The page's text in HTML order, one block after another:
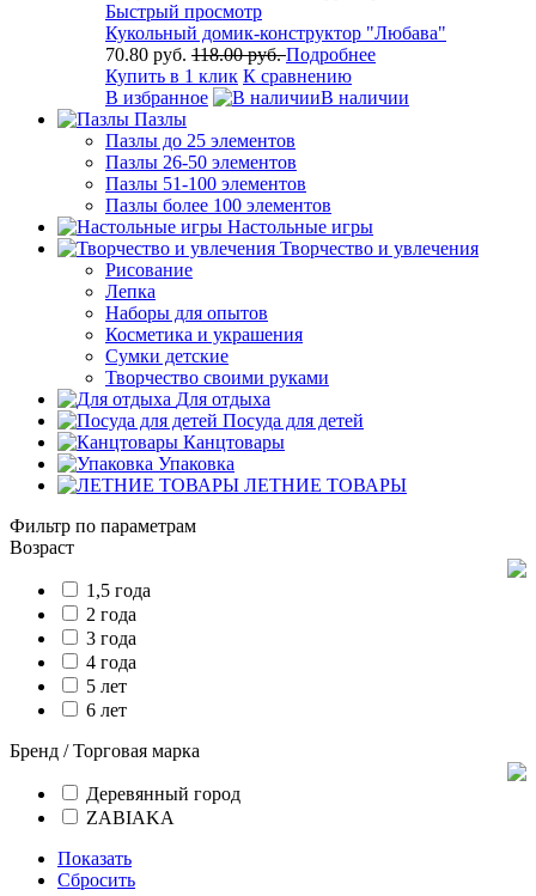
Быстрый просмотр
Кукольный домик-конструктор "Любава"
70.80 руб. 118.00 руб.Подробнее
Купить в 1 клик К сравнению
В избранное
В наличии
Пазлы
Пазлы до 25 элементов
Пазлы 26-50 элементов
Пазлы 51-100 элементов
Пазлы более 100 элементов
Настольные игры
Творчество и увлечения
Рисование
Лепка
Наборы для опытов
Косметика и украшения
Сумки детские
Творчество своими руками
Для отдыха
Посуда для детей
Канцтовары
Упаковка
ЛЕТНИЕ ТОВАРЫ
Фильтр по параметрам
Возраст
1,5 года
2 года
3 года
4 года
5 лет
6 лет
Бренд / Торговая марка
Деревянный город
ZABIAKA
Показать
Сбросить